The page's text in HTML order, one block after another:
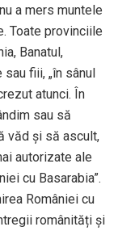
a mers muntele
Toate provinciile
Banatul,
fiii, „în sânul
atunci. În
sau să
văd și să ascult,
autorizate ale
cu Basarabia”.
României cu
românități și